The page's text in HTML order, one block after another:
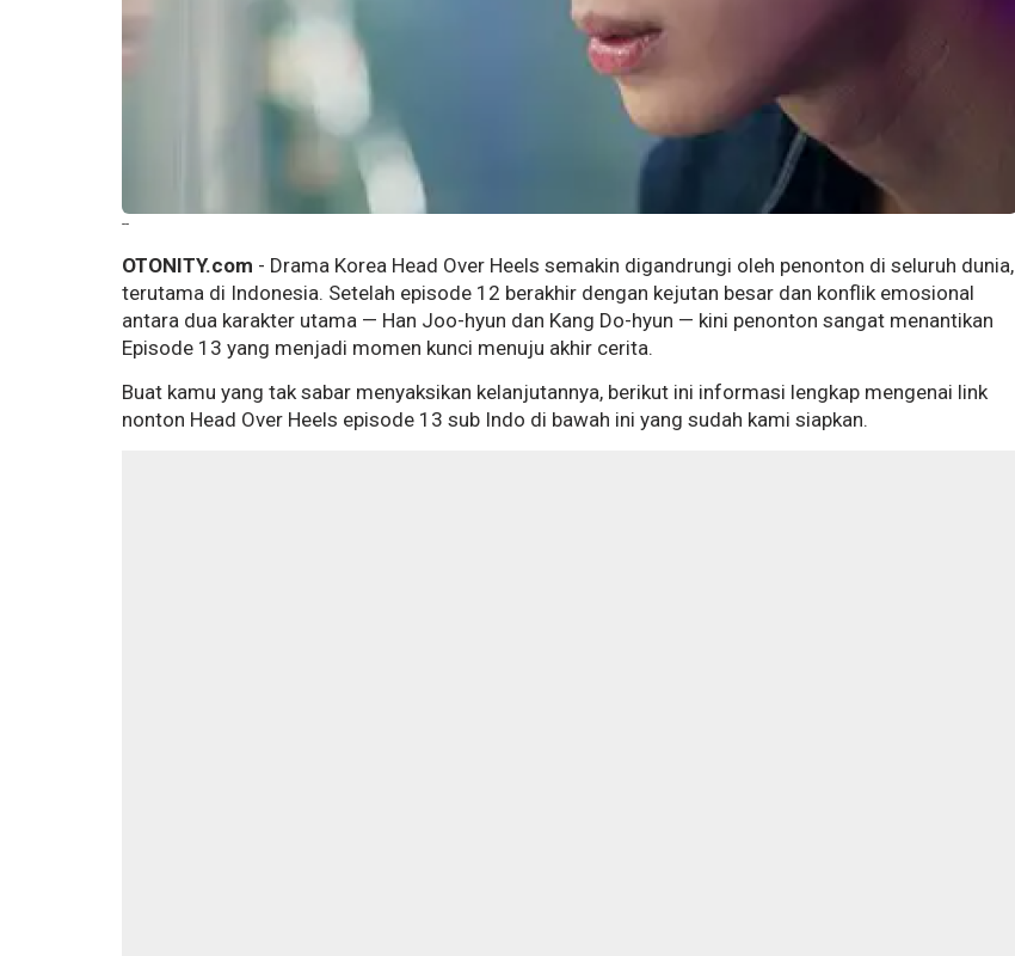
--
OTONITY.com - Drama Korea Head Over Heels semakin digandrungi oleh penonton di seluruh dunia,
terutama di Indonesia. Setelah episode 12 berakhir dengan kejutan besar dan konflik emosional
antara dua karakter utama — Han Joo-hyun dan Kang Do-hyun — kini penonton sangat menantikan
Episode 13 yang menjadi momen kunci menuju akhir cerita.
Buat kamu yang tak sabar menyaksikan kelanjutannya, berikut ini informasi lengkap mengenai link
nonton Head Over Heels episode 13 sub Indo di bawah ini yang sudah kami siapkan.